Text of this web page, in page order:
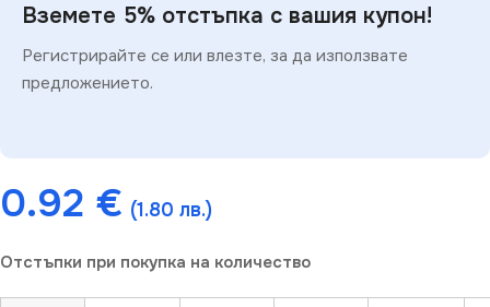
Вземете 5% отстъпка с вашия купон!
Регистрирайте се или влезте, за да използвате
предложението.
0.92 € (1.80 лв.)
Отстъпки при покупка на количество